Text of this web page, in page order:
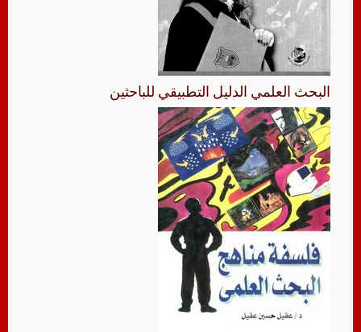
البحث العلمي الدليل التطبيقي للباحثين